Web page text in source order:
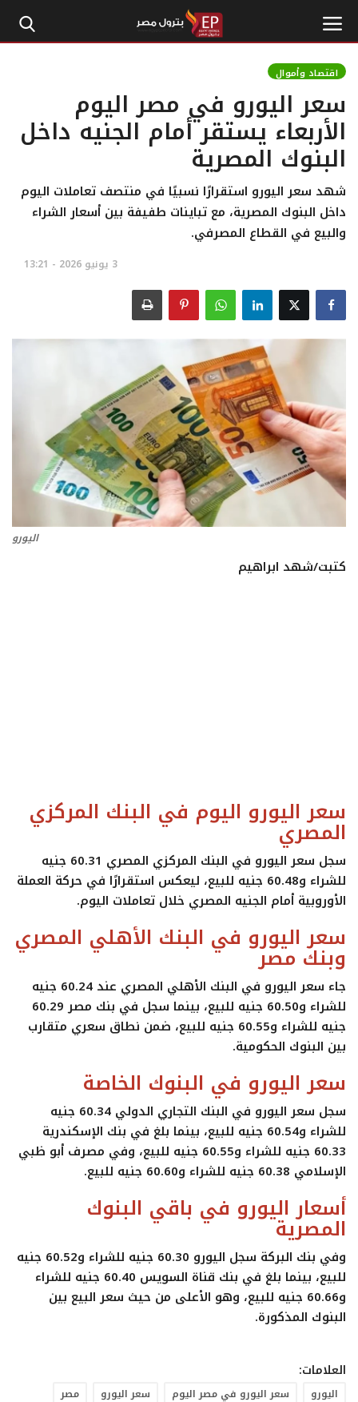
الرئيسية
إتصل بنا
بترول
أخبار مصر
طاقة
تعدين
اتصالات وتكنولوجيا
شركات
فيديو وتوك شو
تقارير
اقتصاد وأموال
سعر اليورو في مصر اليوم
الأربعاء يستقر أمام الجنيه داخل
البنوك المصرية
شهد سعر اليورو استقرارًا نسبيًا في منتصف تعاملات اليوم
داخل البنوك المصرية، مع تباينات طفيفة بين أسعار الشراء
والبيع في القطاع المصرفي.
3 يونيو 2026 - 13:21
اليورو
كتبت/شهد ابراهيم
سعر اليورو اليوم في البنك المركزي
المصري
سجل سعر اليورو في البنك المركزي المصري
60.31 جنيه
للشراء و60.48 جنيه للبيع
، ليعكس استقرارًا في حركة العملة
الأوروبية أمام الجنيه المصري خلال تعاملات اليوم.
سعر اليورو في البنك الأهلي المصري
وبنك مصر
جاء سعر اليورو في البنك الأهلي المصري عند
60.24 جنيه
للشراء و60.50 جنيه للبيع ، بينما سجل في بنك مصر60.29
جنيه للشراء و60.55 جنيه للبيع
، ضمن نطاق سعري متقارب
بين البنوك الحكومية.
سعر اليورو في البنوك الخاصة
سجل سعر اليورو في البنك التجاري الدولي
60.34 جنيه
للشراء و60.54 جنيه للبيع
، بينما بلغ في بنك الإسكندرية
60.33 جنيه للشراء
و60.55 جنيه للبيع
، وفي مصرف أبو ظبي
الإسلامي 60.38 جنيه للشراء و60.60 جنيه للبيع .
أسعار اليورو في باقي البنوك
المصرية
وفي بنك البركة سجل اليورو 60.30 جنيه للشراء و
60.52 جنيه
للبيع، بينما بلغ في بنك قناة السويس 60.40 جنيه للشراء
و60.66 جنيه للبيع
، وهو الأعلى من حيث سعر البيع بين
البنوك المذكورة.
العلامات:
اليورو سعر اليورو في مصر اليوم سعر اليورو
مصر